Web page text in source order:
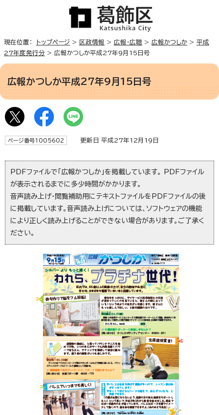
現在位置： トップページ > 区政情報 > 広報・広聴 > 広報かつしか > 平成
27年度発行分 > 広報かつしか平成27年9月15日号
広報かつしか平成27年9月15日号
ページ番号1005602 更新日 平成27年12月19日
PDFファイルで「広報かつしか」を掲載しています。 PDFファイル
が表示されるまでに多少時間がかかります。
音声読み上げ・閲覧補助用にテキストファイルをPDFファイルの後
に掲載しています。音声読み上げについては、ソフトウェアの機能
により正しく読み上げることができない場合があります。ご了承く
ださい。